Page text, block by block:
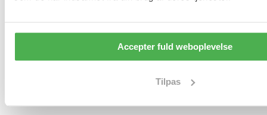
Accepter fuld weboplevelse
Tilpas
96 60